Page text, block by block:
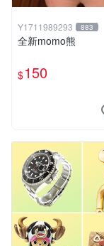
Y1711989293 883
全新momo熊
$150